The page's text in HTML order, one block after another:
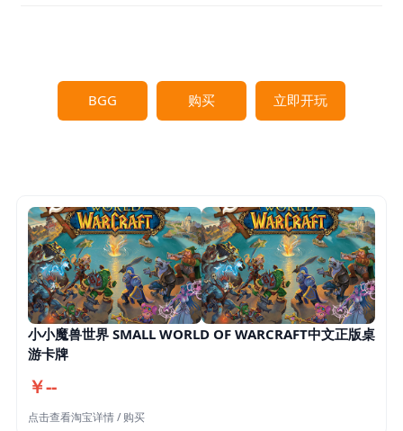
BGG 购买 立即开玩
小小魔兽世界 SMALL WORLD OF WARCRAFT中文正版桌
游卡牌
￥--
点击查看淘宝详情 / 购买